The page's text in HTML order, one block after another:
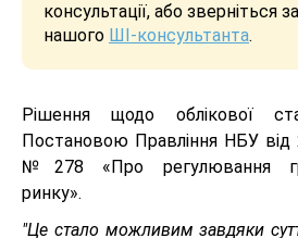
консультації, або зверніться
нашого ШІ-консультанта.
Рішення щодо облікової
Постановою Правління НБУ від
№278 «Про регулювання
ринку».
"Це стало можливим завдяки